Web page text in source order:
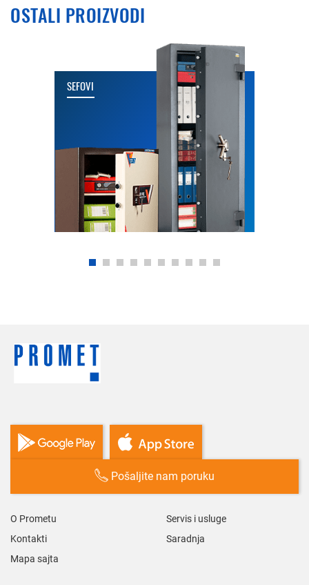
OSTALI PROIZVODI
SEFOVI
Pošaljite nam poruku
O Prometu
Servis i usluge
Kontakti
Saradnja
Mapa sajta